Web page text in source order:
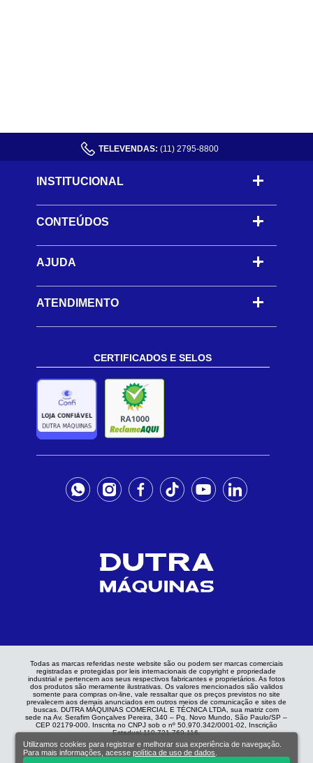
TELEVENDAS: (11) 2795-8800
INSTITUCIONAL
CONTEÚDOS -
AJUDA -
ATENDIMENTO
CERTIFICADOS E SELOS
Todas as marcas referidas neste website são ou podem ser marcas comerciais
registradas e protegidas por leis internacionais de copyright e propriedade
industrial e pertencem aos seus respectivos fabricantes e proprietários. As fotos
dos produtos são meramente ilustrativas. Os valores mencionados são validos
somente para compras on-line, vale ressaltar que os preços previstos no site
prevalecem aos demais anunciados em outros meios de comunicação e sites de
buscas. DUTRA MÁQUINAS COMERCIAL E TÉCNICA LTDA, sua matriz com
sede na Av. Serafim Gonçalves Pereira, 340 – Pq. Novo Mundo, São Paulo/SP –
CEP 02179-000. Inscrita no CNPJ sob o nº 50.970.342/0001-02, Inscrição
Estadual 110.721.769.116.
Utilizamos cookies para registrar e melhorar sua experiência de navegação.
Para mais informações, acessepolítica de uso de dados